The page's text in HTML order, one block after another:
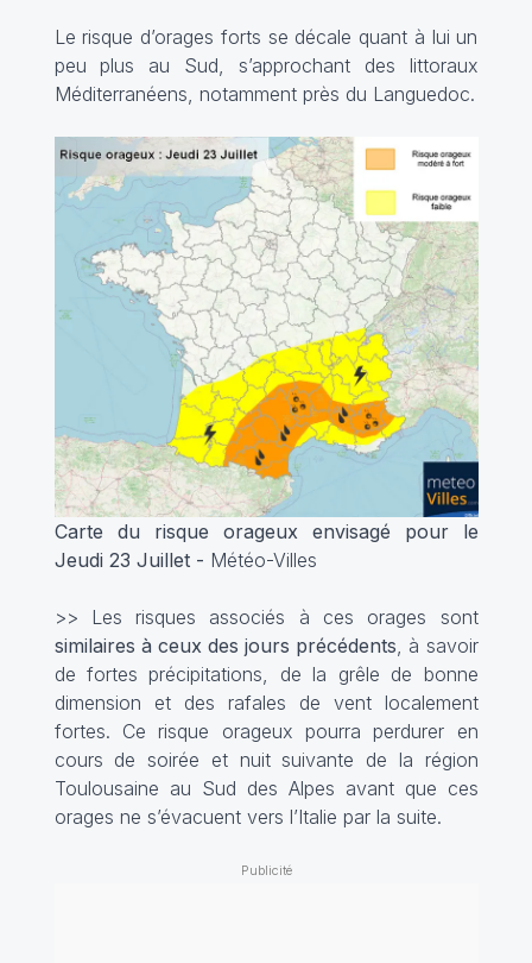
Le risque d’orages forts se décale quant à lui un
peu plus au Sud, s’approchant des littoraux
Méditerranéens, notamment près du Languedoc.
Carte du risque orageux envisagé pour le
Jeudi 23 Juillet - Météo-Villes
>> Les risques associés à ces orages sont
similaires à ceux des jours précédents , à savoir
de fortes précipitations, de la grêle de bonne
dimension et des rafales de vent localement
fortes. Ce risque orageux pourra perdurer en
cours de soirée et nuit suivante de la région
Toulousaine au Sud des Alpes avant que ces
orages ne s’évacuent vers l’Italie par la suite.